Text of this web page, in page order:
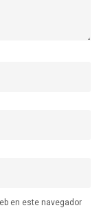
en este navegador